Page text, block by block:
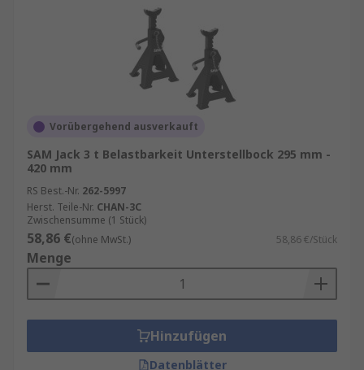
Vorübergehend ausverkauft
SAM Jack 3 t Belastbarkeit Unterstellbock 295 mm -
420 mm
RS Best.-Nr. 262-5997
Herst. Teile-Nr. CHAN-3C
Zwischensumme (1 Stück)
58,86 €(ohne MwSt.) 58,86 €/Stück
Menge
Hinzufügen
Datenblätter